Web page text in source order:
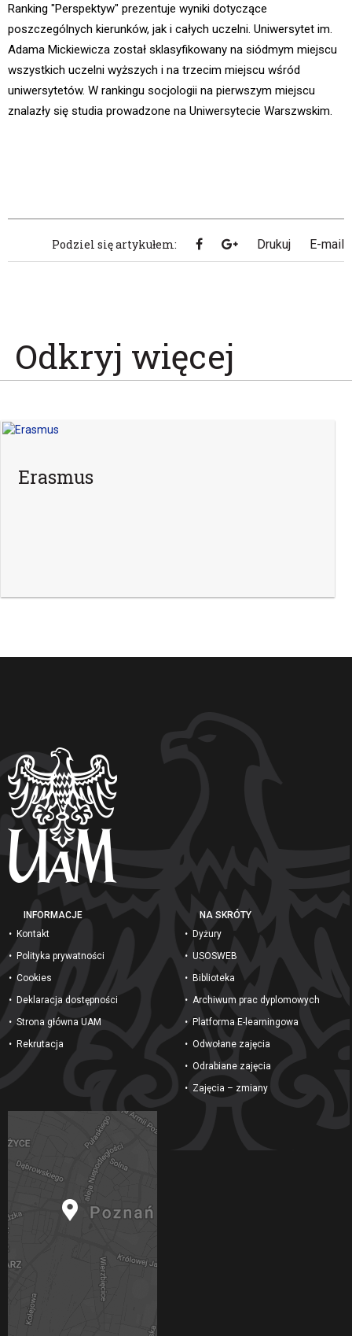
Ranking "Perspektyw" prezentuje wyniki dotyczące
poszczególnych kierunków, jak i całych uczelni. Uniwersytet im.
Adama Mickiewicza został sklasyfikowany na siódmym miejscu
wszystkich uczelni wyższych i na trzecim miejscu wśród
uniwersytetów. W rankingu socjologii na pierwszym miejscu
znalazły się studia prowadzone na Uniwersytecie Warszwskim.
Podziel się artykułem: Drukuj E-mail
Odkryj więcej
Erasmus
INFORMACJE
Kontakt
Polityka prywatności
Cookies
Deklaracja dostępności
Strona główna UAM
Rekrutacja
NA SKRÓTY
Dyżury
USOSWEB
Biblioteka
Archiwum prac dyplomowych
Platforma E-learningowa
Odwołane zajęcia
Odrabiane zajęcia
Zajęcia – zmiany